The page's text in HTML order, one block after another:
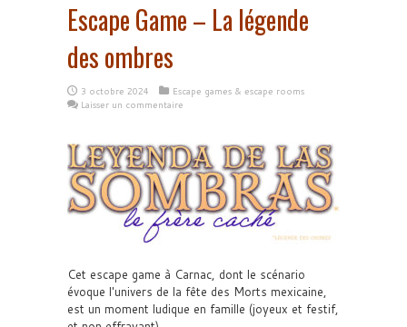
Escape Game – La légende
des ombres
3 octobre 2024
Escape games & escape rooms
Laisser un commentaire
Cet escape game à Carnac, dont le scénario
évoque l'univers de la fête des Morts mexicaine,
est un moment ludique en famille (joyeux et festif,